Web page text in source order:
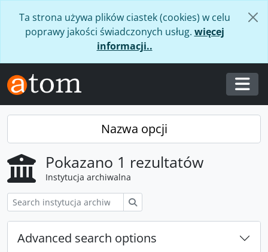
Ta strona używa plików ciastek (cookies) w celu
poprawy jakości świadczonych usług. więcej
informacji..
Nazwa opcji
Pokazano 1 rezultatów
Instytucja archiwalna
Advanced search options